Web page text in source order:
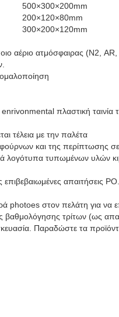
500×300×200mm
200×120×80mm
300×200×120mm
αέριο ατμόσφαιρας (Ν2,
πλαστική ταινία
τέλεια με την παλέτα
και της περίπτωσης σε
λογότυπα τυπωμένων υλών
απαιτήσεις
στον πελάτη για να
τρίτων (ως
Παραδώστε τα